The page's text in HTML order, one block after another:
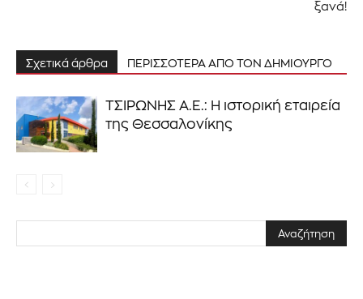
ξανά!
Σχετικά άρθρα ΠΕΡΙΣΣΟΤΕΡΑ ΑΠΟ ΤΟΝ ΔΗΜΙΟΥΡΓΟ
ΤΣΙΡΩΝΗΣ Α.Ε.: Η ιστορική εταιρεία
της Θεσσαλονίκης